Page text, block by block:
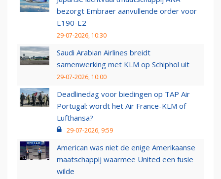
bezorgt Embraer aanvullende order voor
E190-E2
29-07-2026, 10:30
Saudi Arabian Airlines breidt
samenwerking met KLM op Schiphol uit
29-07-2026, 10:00
Deadlinedag voor biedingen op TAP Air
Portugal: wordt het Air France-KLM of
Lufthansa?
29-07-2026, 9:59
American was niet de enige Amerikaanse
maatschappij waarmee United een fusie
wilde